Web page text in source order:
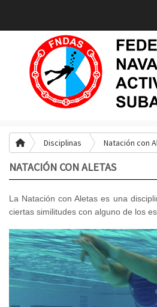
Disciplinas Natación con
NATACIÓN CON ALETAS
La Natación con Aletas es una
ciertas similitudes con alguno de los